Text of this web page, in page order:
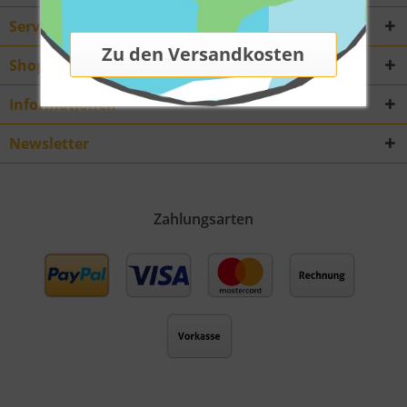
Service Hotline
Shop Service
Informationen
Newsletter
Zahlungsarten